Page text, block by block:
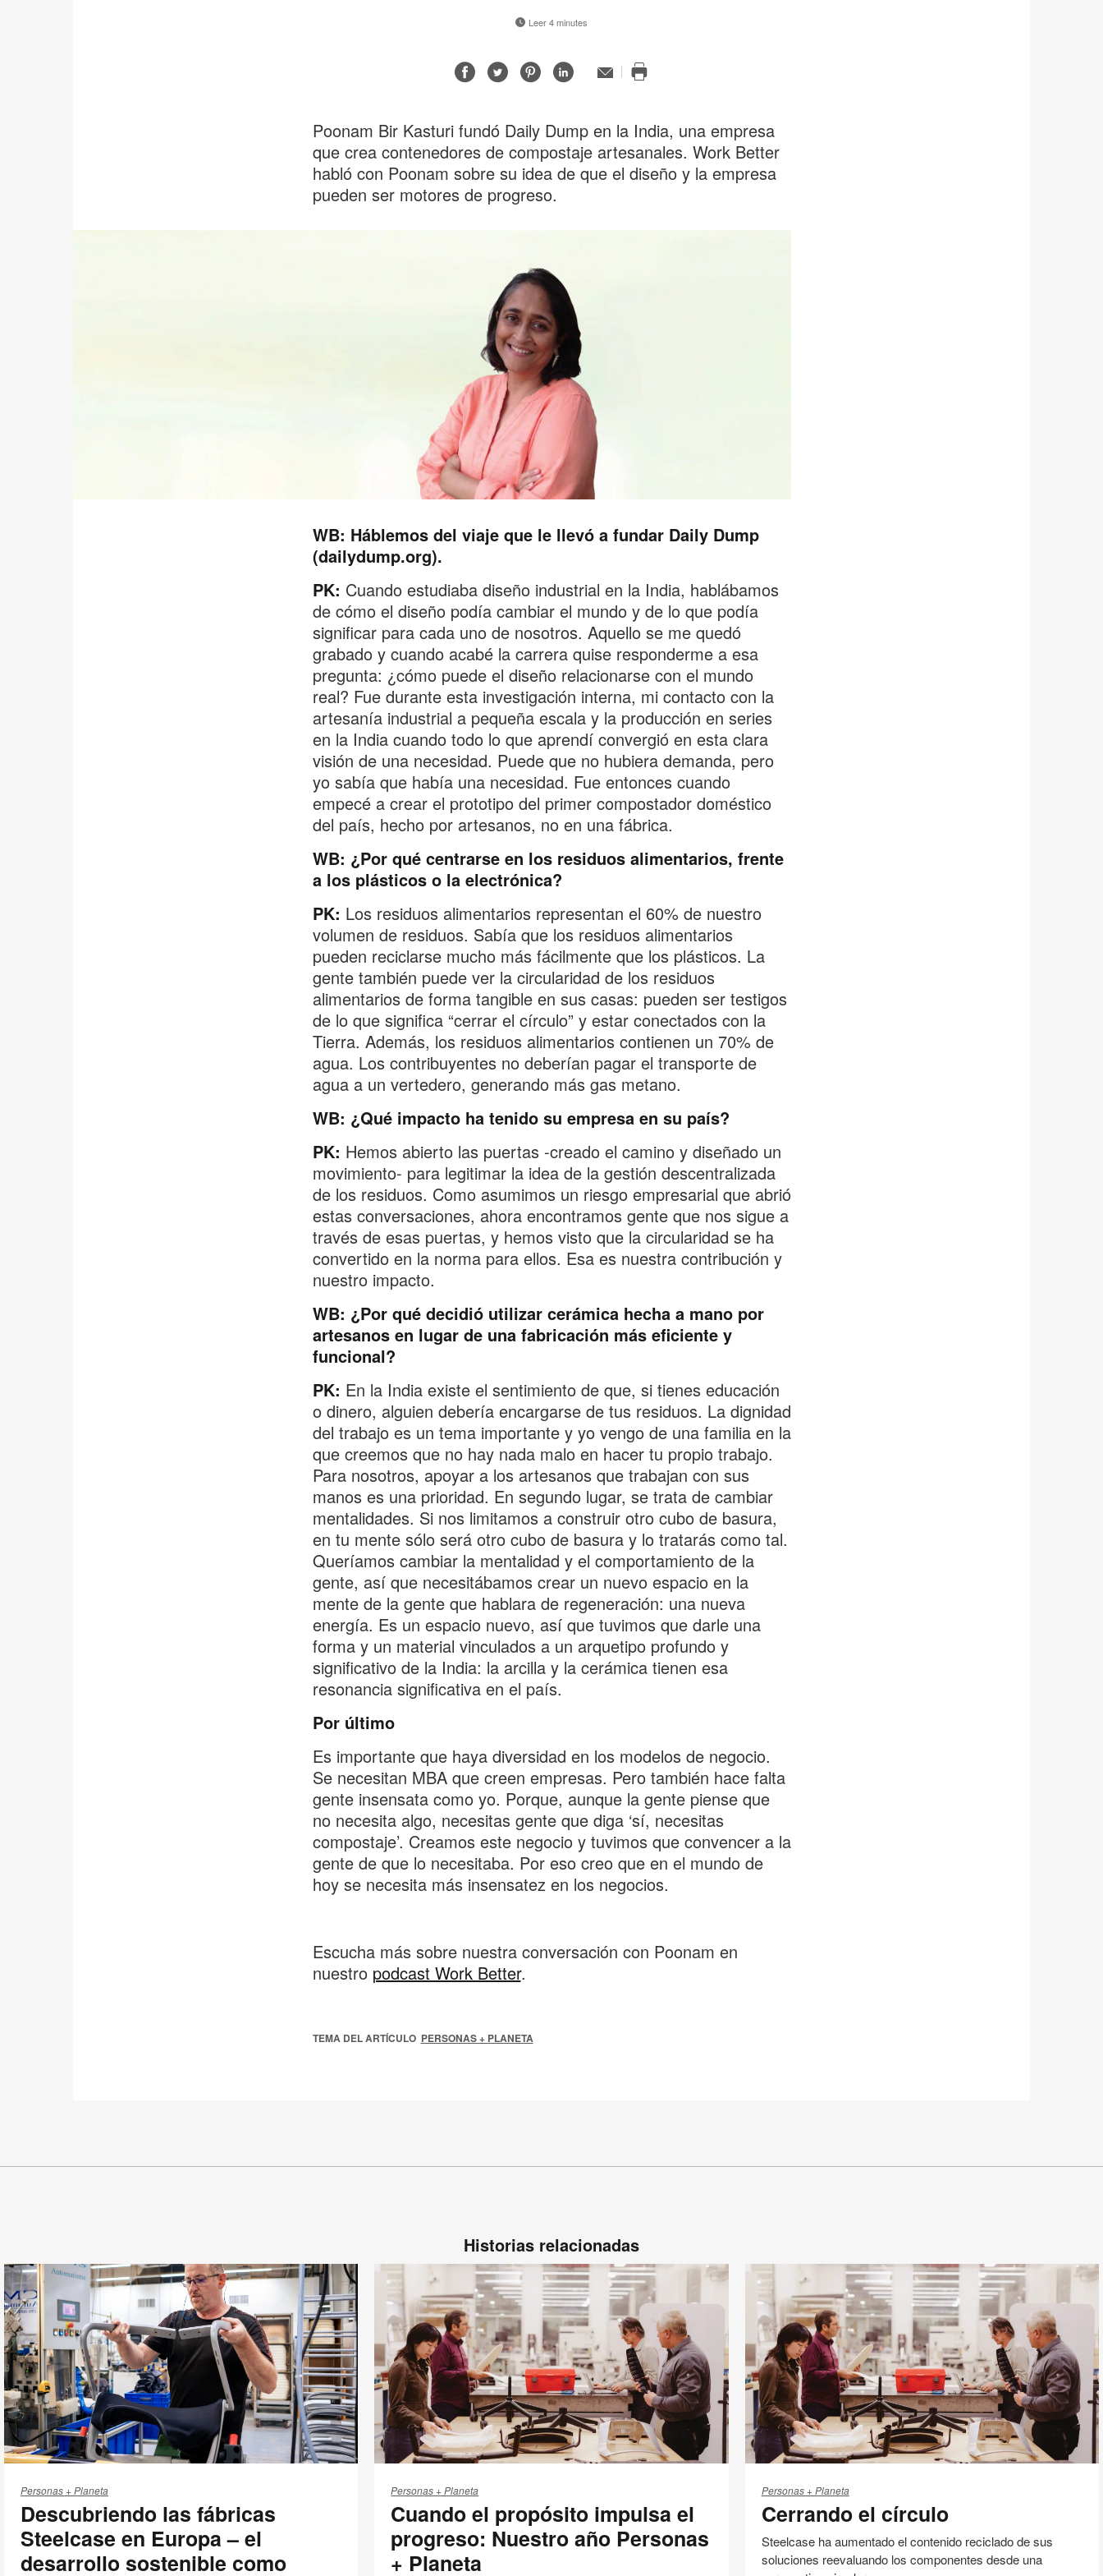
Leer 4 minutes
Compartir
Compartir
Compartir
Compartir
in
Correo
página
Poonam Bir Kasturi fundó Daily Dump en la India, una empresa
que crea contenedores de compostaje artesanales. Work Better
habló con Poonam sobre su idea de que el diseño y la empresa
pueden ser motores de progreso.
WB: Háblemos del viaje que le llevó a fundar Daily Dump
(dailydump.org).
PK: Cuando estudiaba diseño industrial en la India, hablábamos
de cómo el diseño podía cambiar el mundo y de lo que podía
significar para cada uno de nosotros. Aquello se me quedó
grabado y cuando acabé la carrera quise responderme a esa
pregunta: ¿cómo puede el diseño relacionarse con el mundo
real? Fue durante esta investigación interna, mi contacto con la
artesanía industrial a pequeña escala y la producción en series
en la India cuando todo lo que aprendí convergió en esta clara
visión de una necesidad. Puede que no hubiera demanda, pero
yo sabía que había una necesidad. Fue entonces cuando
empecé a crear el prototipo del primer compostador doméstico
del país, hecho por artesanos, no en una fábrica.
WB: ¿Por qué centrarse en los residuos alimentarios, frente
a los plásticos o la electrónica?
PK: Los residuos alimentarios representan el 60% de nuestro
volumen de residuos. Sabía que los residuos alimentarios
pueden reciclarse mucho más fácilmente que los plásticos. La
gente también puede ver la circularidad de los residuos
alimentarios de forma tangible en sus casas: pueden ser testigos
de lo que significa “cerrar el círculo” y estar conectados con la
Tierra. Además, los residuos alimentarios contienen un 70% de
agua. Los contribuyentes no deberían pagar el transporte de
agua a un vertedero, generando más gas metano.
WB: ¿Qué impacto ha tenido su empresa en su país?
PK: Hemos abierto las puertas -creado el camino y diseñado un
movimiento- para legitimar la idea de la gestión descentralizada
de los residuos. Como asumimos un riesgo empresarial que abrió
estas conversaciones, ahora encontramos gente que nos sigue a
través de esas puertas, y hemos visto que la circularidad se ha
convertido en la norma para ellos. Esa es nuestra contribución y
nuestro impacto.
WB: ¿Por qué decidió utilizar cerámica hecha a mano por
artesanos en lugar de una fabricación más eficiente y
funcional?
PK: En la India existe el sentimiento de que, si tienes educación
o dinero, alguien debería encargarse de tus residuos. La dignidad
del trabajo es un tema importante y yo vengo de una familia en la
que creemos que no hay nada malo en hacer tu propio trabajo.
Para nosotros, apoyar a los artesanos que trabajan con sus
manos es una prioridad. En segundo lugar, se trata de cambiar
mentalidades. Si nos limitamos a construir otro cubo de basura,
en tu mente sólo será otro cubo de basura y lo tratarás como tal.
Queríamos cambiar la mentalidad y el comportamiento de la
gente, así que necesitábamos crear un nuevo espacio en la
mente de la gente que hablara de regeneración: una nueva
energía. Es un espacio nuevo, así que tuvimos que darle una
forma y un material vinculados a un arquetipo profundo y
significativo de la India: la arcilla y la cerámica tienen esa
resonancia significativa en el país.
Por último
Es importante que haya diversidad en los modelos de negocio.
Se necesitan MBA que creen empresas. Pero también hace falta
gente insensata como yo. Porque, aunque la gente piense que
no necesita algo, necesitas gente que diga ‘sí, necesitas
compostaje’. Creamos este negocio y tuvimos que convencer a la
gente de que lo necesitaba. Por eso creo que en el mundo de
hoy se necesita más insensatez en los negocios.
Escucha más sobre nuestra conversación con Poonam en
nuestro podcast Work Better.
TEMA DEL ARTÍCULO PERSONAS + PLANETA
Historias relacionadas
fábricas
Steelcase
Europa
Personas + Planeta
Descubriendo las fábricas
Steelcase en Europa – el
desarrollo sostenible como
propósito
progreso:
Personas + Planeta
Cuando el propósito impulsa el
progreso: Nuestro año Personas
+ Planeta
círculo
Personas + Planeta
Cerrando el círculo
Steelcase ha aumentado el contenido reciclado de sus
soluciones reevaluando los componentes desde una